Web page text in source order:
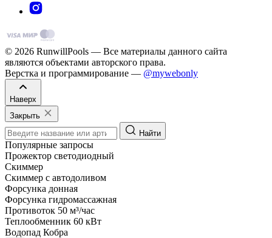
© 2026 RunwillPools — Все материалы данного сайта
являются объектами авторского права.
Верстка и программирование — @mywebonly
Наверх
Закрыть
Найти
Популярные запросы
Прожектор светодиодный
Скиммер
Скиммер с автодоливом
Форсунка донная
Форсунка гидромассажная
Противоток 50 м³/час
Теплообменник 60 кВт
Водопад Кобра